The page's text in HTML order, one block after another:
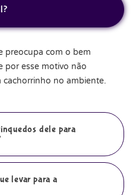
preocupa com o bem
por esse motivo não
no ambiente.
dele para
levar para a